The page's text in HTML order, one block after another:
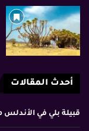
أحدث المقالات
قبيلة بلي في الأندلس